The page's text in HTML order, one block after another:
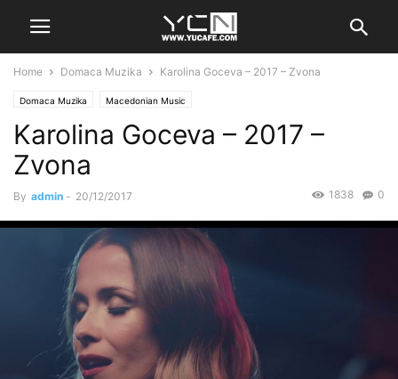
Home Domaca Muzika Karolina Goceva – 2017 – Zvona
Domaca Muzika Macedonian Music
Karolina Goceva – 2017 –
Zvona
By admin - 20/12/2017 0
1838